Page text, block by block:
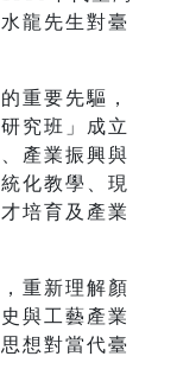
龍先生對臺
重要先驅，
究班」成立
產業振興與
化教學、現
培育及產業
重新理解顏
與工藝產業
想對當代臺